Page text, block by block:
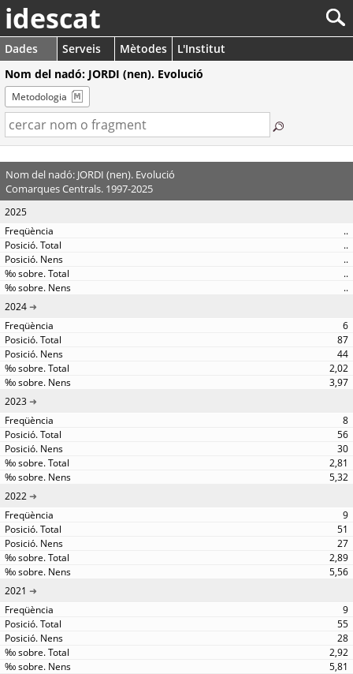
idescat
Dades Serveis Mètodes
L'Institut
Nom del nadó: JORDI (nen). Evolució
Metodologia
Nom del nadó: JORDI (nen). Evolució
Comarques Centrals. 1997-2025
2025
..
..
..
..
..
2024
6
87
44
2,02
3,97
2023
8
56
30
2,81
5,32
2022
9
51
27
2,89
5,56
2021
9
55
28
2,92
5,81